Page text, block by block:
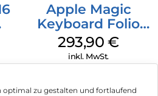
optimal zu gestalten und fortlaufend
Apple Magic
Keyboard Folio
iPad 10.9″ (10.Gen.)
Weiß
293,90€
inkl. MwSt.